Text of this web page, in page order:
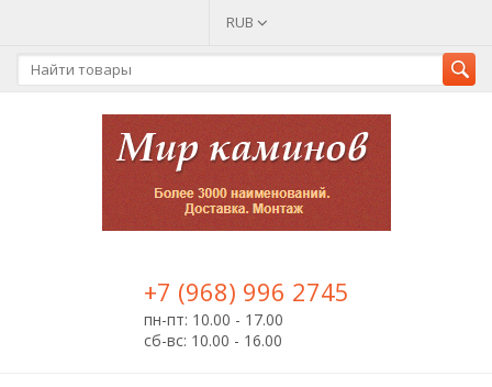
RUB
+7 (968) 996 2745
пн-пт: 10.00 - 17.00
сб-вс: 10.00 - 16.00